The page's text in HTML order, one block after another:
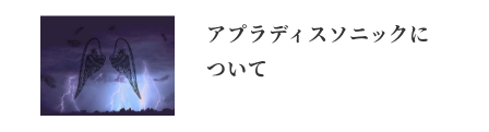
アプラディスソニックに
ついて